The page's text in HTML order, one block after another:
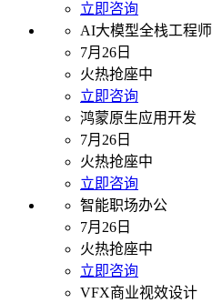
立即咨询
AI大模型全栈工程师
7月26日
火热抢座中
立即咨询
鸿蒙原生应用开发
7月26日
火热抢座中
立即咨询
智能职场办公
7月26日
火热抢座中
立即咨询
VFX商业视效设计